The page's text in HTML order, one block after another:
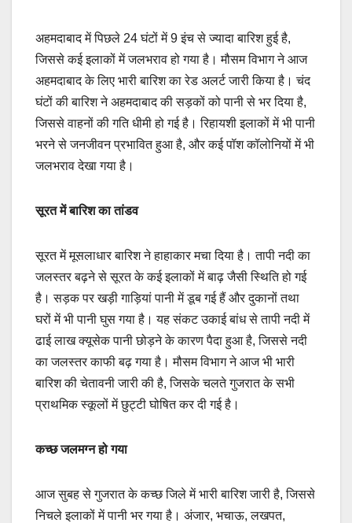
अहमदाबाद में पिछले 24 घंटों में 9 इंच से ज्यादा बारिश हुई है,
जिससे कई इलाकों में जलभराव हो गया है। मौसम विभाग ने आज
अहमदाबाद के लिए भारी बारिश का रेड अलर्ट जारी किया है। चंद
घंटों की बारिश ने अहमदाबाद की सड़कों को पानी से भर दिया है,
जिससे वाहनों की गति धीमी हो गई है। रिहायशी इलाकों में भी पानी
भरने से जनजीवन प्रभावित हुआ है, और कई पॉश कॉलोनियों में भी
जलभराव देखा गया है।
सूरत में बारिश का तांडव
सूरत में मूसलाधार बारिश ने हाहाकार मचा दिया है। तापी नदी का
जलस्तर बढ़ने से सूरत के कई इलाकों में बाढ़ जैसी स्थिति हो गई
है। सड़क पर खड़ी गाड़ियां पानी में डूब गई हैं और दुकानों तथा
घरों में भी पानी घुस गया है। यह संकट उकाई बांध से तापी नदी में
ढाई लाख क्यूसेक पानी छोड़ने के कारण पैदा हुआ है, जिससे नदी
का जलस्तर काफी बढ़ गया है। मौसम विभाग ने आज भी भारी
बारिश की चेतावनी जारी की है, जिसके चलते गुजरात के सभी
प्राथमिक स्कूलों में छुट्टी घोषित कर दी गई है।
कच्छ जलमग्न हो गया
आज सुबह से गुजरात के कच्छ जिले में भारी बारिश जारी है, जिससे
निचले इलाकों में पानी भर गया है। अंजार, भचाऊ, लखपत,